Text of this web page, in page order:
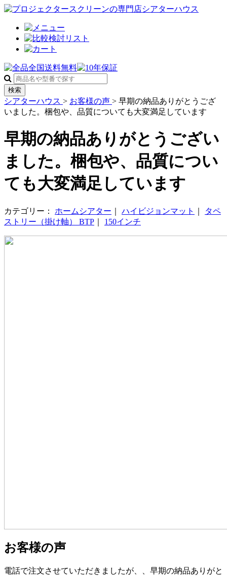
検索
シアターハウス > お客様の声 > 早期の納品ありがとうござ
いました。梱包や、品質についても大変満足しています
早期の納品ありがとうござい
ました。梱包や、品質につい
ても大変満足しています
カテゴリー： ホームシアター ハイビジョンマット
タペ
ストリー（掛け軸） BTP
150インチ
お客様の声
電話で注文させていただきましたが、、早期の納品ありがと